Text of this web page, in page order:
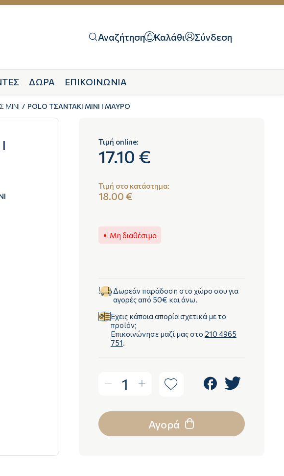
Αναζήτηση Καλάθι Σύνδεση
ΔΩΡΑ ΕΠΙΚΟΙΝΩΝΙΑ
ΜΙΝΙ POLO ΤΣΑΝΤΑΚΙ MINI Ι ΜΑΥΡΟ
Τιμή online:
17.10 €
Τιμή στο κατάστημα:
18.00 €
Μη διαθέσιμο
Δωρεάν παράδοση στο χώρο σου για
αγορές από 50€ και άνω.
Έχεις κάποια απορία σχετικά με το
προϊόν;
Επικοινώνησε μαζί μας στο 210 4965
751
1
Αγορά